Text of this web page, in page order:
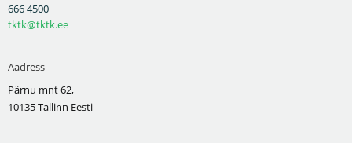
666 4500
tktk@tktk.ee
Aadress
Pärnu mnt 62,
10135 Tallinn Eesti